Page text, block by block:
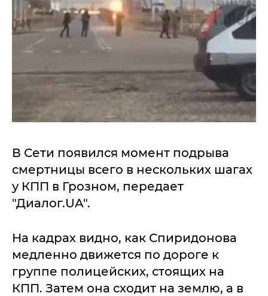
В Сети появился момент подрыва
смертницы всего в нескольких шагах
у КПП в Грозном, передает
"Диалог.UA".
На кадрах видно, как Спиридонова
медленно движется по дороге к
группе полицейских, стоящих на
КПП. Затем она сходит на землю, а в